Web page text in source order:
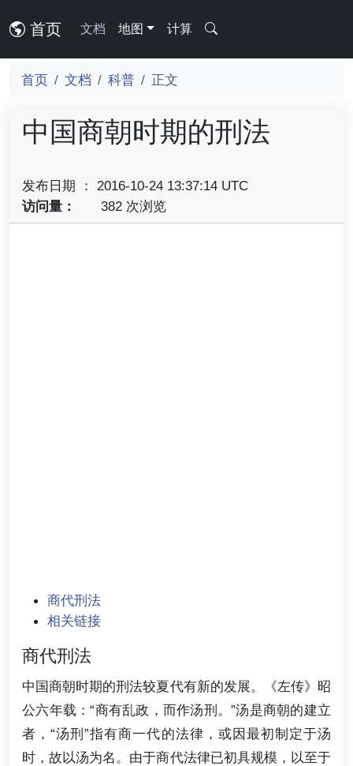
首页 文档 地图 计算
首页 文档 科普 正文
中国商朝时期的刑法
发布日期 ： 2016-10-24 13:37:14 UTC
访问量：
382 次浏览
商代刑法
相关链接
商代刑法
中国商朝时期的刑法较夏代有新的发展。《左传》昭
公六年载：“商有乱政，而作汤刑。”汤是商朝的建立
者，“汤刑”指有商一代的法律，或因最初制定于汤
时，故以汤为名。由于商代法律已初具规模，以至于